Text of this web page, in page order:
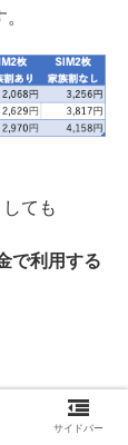
ても
で利用する
サイドバー